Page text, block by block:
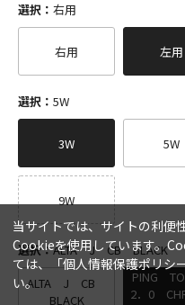
選択： 右用
右用 左用
選択： 5W
3W 5W
9W
選択：ALTA J CB BLACK
ALTA J CB
BLACK
PING
2．0
当サイトでは、サイトの利便
Cookieを使用しています。
ては、「個人情報保護ポリシ
い。